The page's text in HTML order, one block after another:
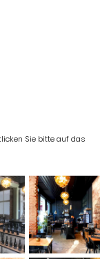
Sie bitte auf das